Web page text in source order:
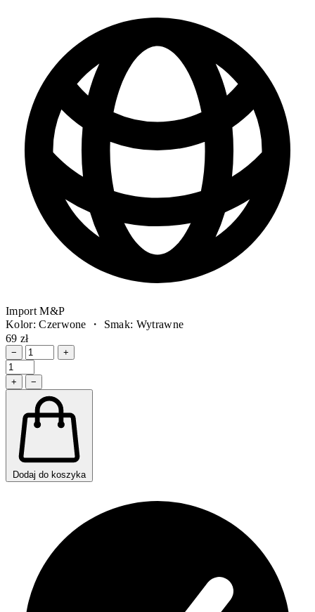
Import M&P
Kolor: Czerwone ・ Smak: Wytrawne
69 zł
− +
+ −
Dodaj do koszyka